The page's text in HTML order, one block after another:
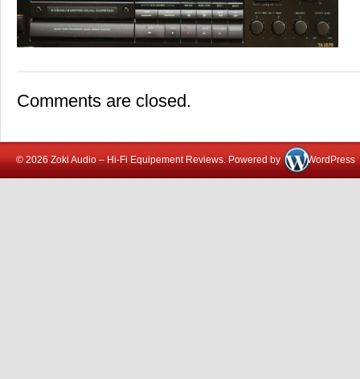
Comments are closed.
© 2026 Zoki Audio – Hi-Fi Equipement Reviews. Powered by WordPress